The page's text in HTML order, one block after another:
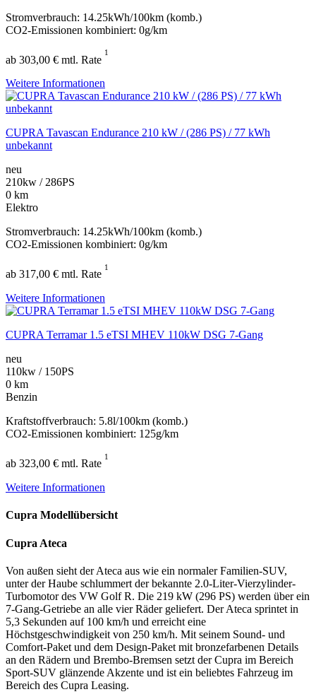
Stromverbrauch: 14.25kWh/100km (komb.)
CO2-Emissionen kombiniert: 0g/km
ab 303,00 € mtl. Rate
1
Weitere Informationen
CUPRA Tavascan Endurance 210 kW / (286 PS) / 77 kWh
unbekannt
neu
210kw / 286PS
0 km
Elektro
Stromverbrauch: 14.25kWh/100km (komb.)
CO2-Emissionen kombiniert: 0g/km
ab 317,00 € mtl. Rate
1
Weitere Informationen
CUPRA Terramar 1.5 eTSI MHEV 110kW DSG 7-Gang
neu
110kw / 150PS
0 km
Benzin
Kraftstoffverbrauch: 5.8l/100km (komb.)
CO2-Emissionen kombiniert: 125g/km
ab 323,00 € mtl. Rate
1
Weitere Informationen
Cupra Modellübersicht
Cupra Ateca
Von außen sieht der Ateca aus wie ein normaler Familien-SUV,
unter der Haube schlummert der bekannte 2.0-Liter-Vierzylinder-
Turbomotor des VW Golf R. Die 219 kW (296 PS) werden über ein
7-Gang-Getriebe an alle vier Räder geliefert. Der Ateca sprintet in
5,3 Sekunden auf 100 km/h und erreicht eine
Höchstgeschwindigkeit von 250 km/h. Mit seinem Sound- und
Comfort-Paket und dem Design-Paket mit bronzefarbenen Details
an den Rädern und Brembo-Bremsen setzt der Cupra im Bereich
Sport-SUV glänzende Akzente und ist ein beliebtes Fahrzeug im
Bereich des Cupra Leasing.